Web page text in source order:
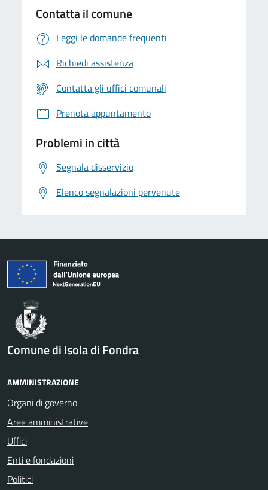
Contatta il comune
Leggi le domande frequenti
Richiedi assistenza
Contatta gli uffici comunali
Prenota appuntamento
Problemi in città
Segnala disservizio
Elenco segnalazioni pervenute
Comune di Isola di Fondra
AMMINISTRAZIONE
Organi di governo
Aree amministrative
Uffici
Enti e fondazioni
Politici